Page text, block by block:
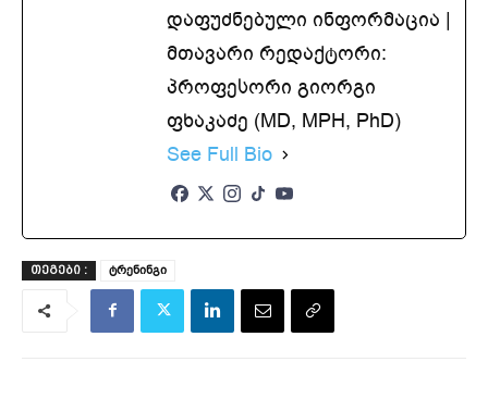
დაფუძნებული ინფორმაცია |
მთავარი რედაქტორი:
პროფესორი გიორგი
ფხაკაძე (MD, MPH, PhD)
See Full Bio
ᲗᲔᲒᲔᲑᲘ : ტრენინგი